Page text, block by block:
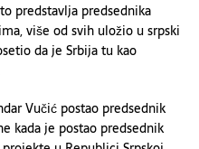
predstavlja predsednika
više od svih uložio u srpski
da je Srbija tu kao
Vučić postao predsednik
kada je postao predsednik